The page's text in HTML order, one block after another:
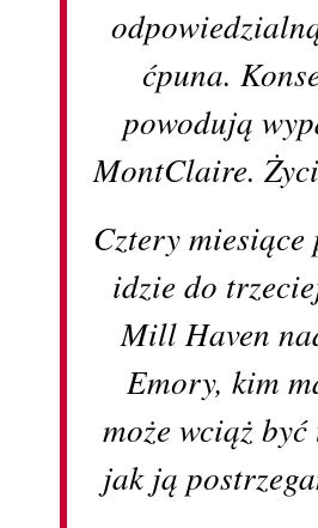
ćpuna.
powodują
MontClaire.
Cztery
idzie do
Mill Haven
Emory, kim
może wciąż
jak ją